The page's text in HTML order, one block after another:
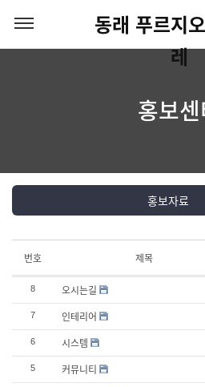
동래 푸르지
레
홍보센
홍보자료
번호 제목
8 오시는길
7 인테리어
6 시스템
5 커뮤니티